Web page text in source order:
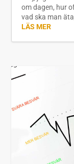
om dagen, hur
vad ska man
LÄS MER